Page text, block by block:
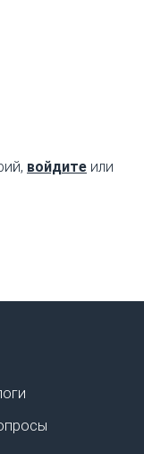
войдите или